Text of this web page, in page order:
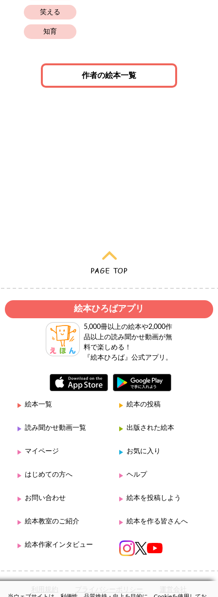
笑える
知育
作者の絵本一覧
絵本ひろばアプリ
5,000冊以上の絵本や2,000作
品以上の読み聞かせ動画が無
料で楽しめる！
『絵本ひろば』公式アプリ。
絵本一覧 絵本の投稿
読み聞かせ動画一覧 出版された絵本
マイページ お気に入り
はじめての方へ ヘルプ
お問い合わせ 絵本を投稿しよう
絵本教室のご紹介 絵本を作る皆さんへ
絵本作家インタビュー
利用規約 プライバシーポリシー 運営会社